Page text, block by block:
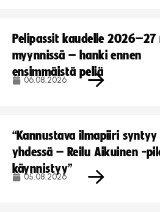
Pelipassit kaudelle
myynnissä – hanki ennen
ensimmäistä peliä
06.08.2026
“Kannustava ilmapiiri syntyy
yhdessä – Reilu Aikuinen -
käynnistyy”
05.08.2026